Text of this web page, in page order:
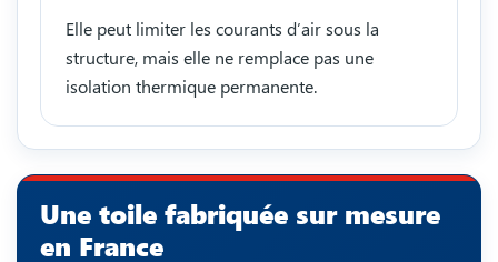
Elle peut limiter les courants d’air sous la
structure, mais elle ne remplace pas une
isolation thermique permanente.
Une toile fabriquée sur mesure
en France